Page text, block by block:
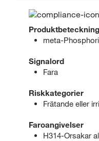
Produktbeteckning
meta-
Signalord
Fara
Riskkategorier
Frätande eller
Faroangivelser
H314-Orsakar